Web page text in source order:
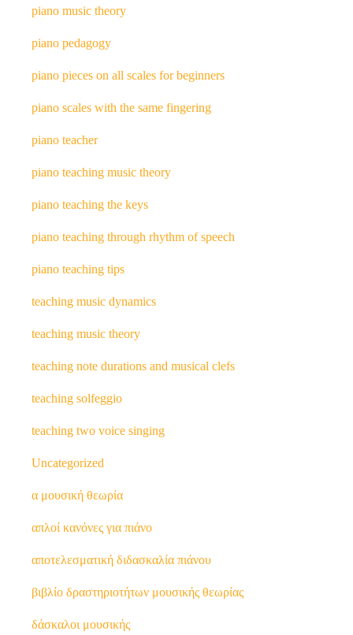
piano music theory
piano pedagogy
piano pieces on all scales for beginners
piano scales with the same fingering
piano teacher
piano teaching music theory
piano teaching the keys
piano teaching through rhythm of speech
piano teaching tips
teaching music dynamics
teaching music theory
teaching note durations and musical clefs
teaching solfeggio
teaching two voice singing
Uncategorized
α μουσική θεωρία
απλοί κανόνες για πιάνο
αποτελεσματική διδασκαλία πιάνου
βιβλίο δραστηριοτήτων μουσικής θεωρίας
δάσκαλοι μουσικής